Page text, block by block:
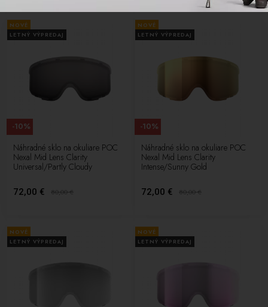
NOVÉ
LETNÝ VÝPREDAJ
Náhradné sklo na okuliare POC
Nexal Mid Lens Clarity
Universal/Partly Cloudy
72,00 € 80,00€
-10%
NOVÉ
LETNÝ VÝPREDAJ
Náhradné sklo na okuliare POC
Nexal Mid Lens Clarity
Intense/Sunny Gold
72,00 € 80,00€
-10%
NOVÉ
LETNÝ VÝPREDAJ
NOVÉ
LETNÝ VÝPREDAJ